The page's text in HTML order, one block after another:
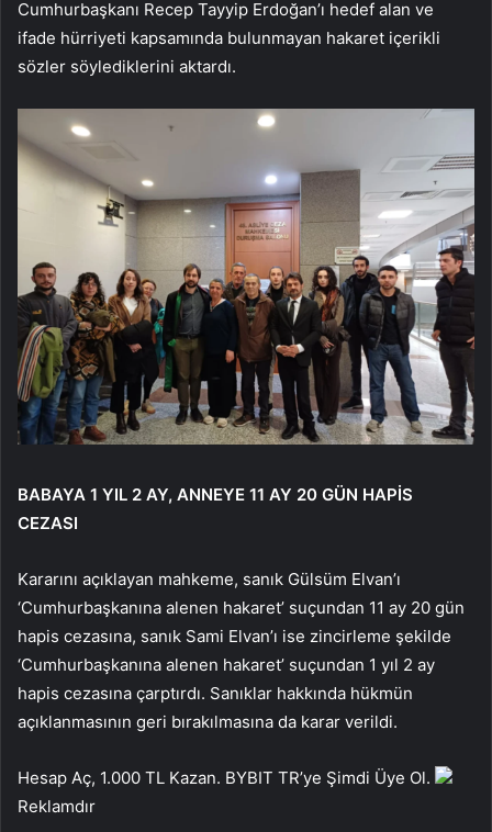
Cumhurbaşkanı Recep Tayyip Erdoğan’ı hedef alan ve
ifade hürriyeti kapsamında bulunmayan hakaret içerikli
sözler söylediklerini aktardı.
BABAYA 1 YIL 2 AY, ANNEYE 11 AY 20 GÜN HAPİS
CEZASI
Kararını açıklayan mahkeme, sanık Gülsüm Elvan’ı
‘Cumhurbaşkanına alenen hakaret’ suçundan 11 ay 20 gün
hapis cezasına, sanık Sami Elvan’ı ise zincirleme şekilde
‘Cumhurbaşkanına alenen hakaret’ suçundan 1 yıl 2 ay
hapis cezasına çarptırdı. Sanıklar hakkında hükmün
açıklanmasının geri bırakılmasına da karar verildi.
Hesap Aç, 1.000 TL Kazan. BYBIT TR’ye Şimdi Üye Ol.
Reklamdır